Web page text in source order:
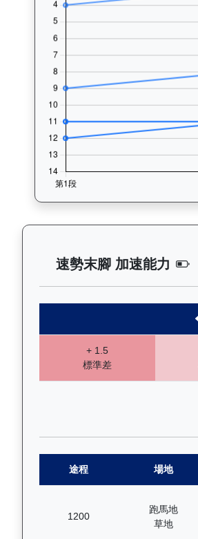
速勢末腳 加速能力
+ 1.5
標準差
途程 場地
1200
跑馬地
草地